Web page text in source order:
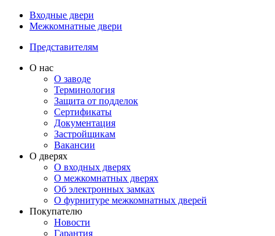
Входные двери
Межкомнатные двери
Представителям
О нас
О заводе
Терминология
Защита от подделок
Сертификаты
Документация
Застройщикам
Вакансии
О дверях
О входных дверях
О межкомнатных дверях
Об электронных замках
О фурнитуре межкомнатных дверей
Покупателю
Новости
Гарантия